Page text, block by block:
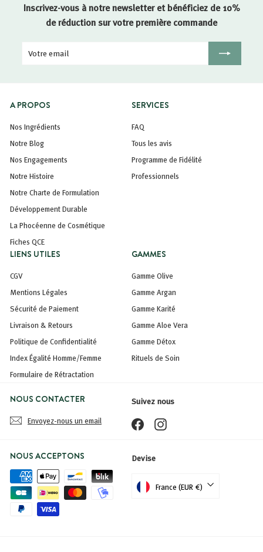
Inscrivez-vous à notre newsletter et bénéficiez de 10%
de réduction sur votre première commande
Votre
Inscription
A PROPOS
Nos Ingrédients
Notre Blog
Nos Engagements
Notre Histoire
Notre Charte de Formulation
Développement Durable
La Phocéenne de Cosmétique
Fiches QCE
SERVICES
FAQ
Tous les avis
Programme de Fidélité
Professionnels
LIENS UTILES
CGV
Mentions Légales
Sécurité de Paiement
Livraison & Retours
Politique de Confidentialité
Index Égalité Homme/Femme
Formulaire de Rétractation
GAMMES
Gamme Olive
Gamme Argan
Gamme Karité
Gamme Aloe Vera
Gamme Détox
Rituels de Soin
NOUS CONTACTER
Envoyez-nous un email
Suivez nous
FacebookInstagram
NOUS ACCEPTONS Devise
France (EUR €)